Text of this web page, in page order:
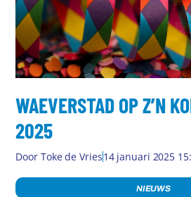
WAEVERSTAD OP Z’N
2025
Door Toke de Vries14 januari 2025
NIEUWS